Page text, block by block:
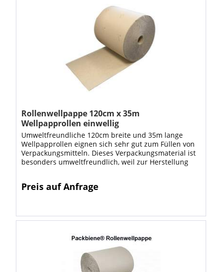
Rollenwellpappe 120cm x 35m
Wellpapprollen einwellig
Umweltfreundliche 120cm breite und 35m lange
Wellpapprollen eignen sich sehr gut zum Füllen von
Verpackungsmitteln. Dieses Verpackungsmaterial ist
besonders umweltfreundlich, weil zur Herstellung
Preis auf Anfrage